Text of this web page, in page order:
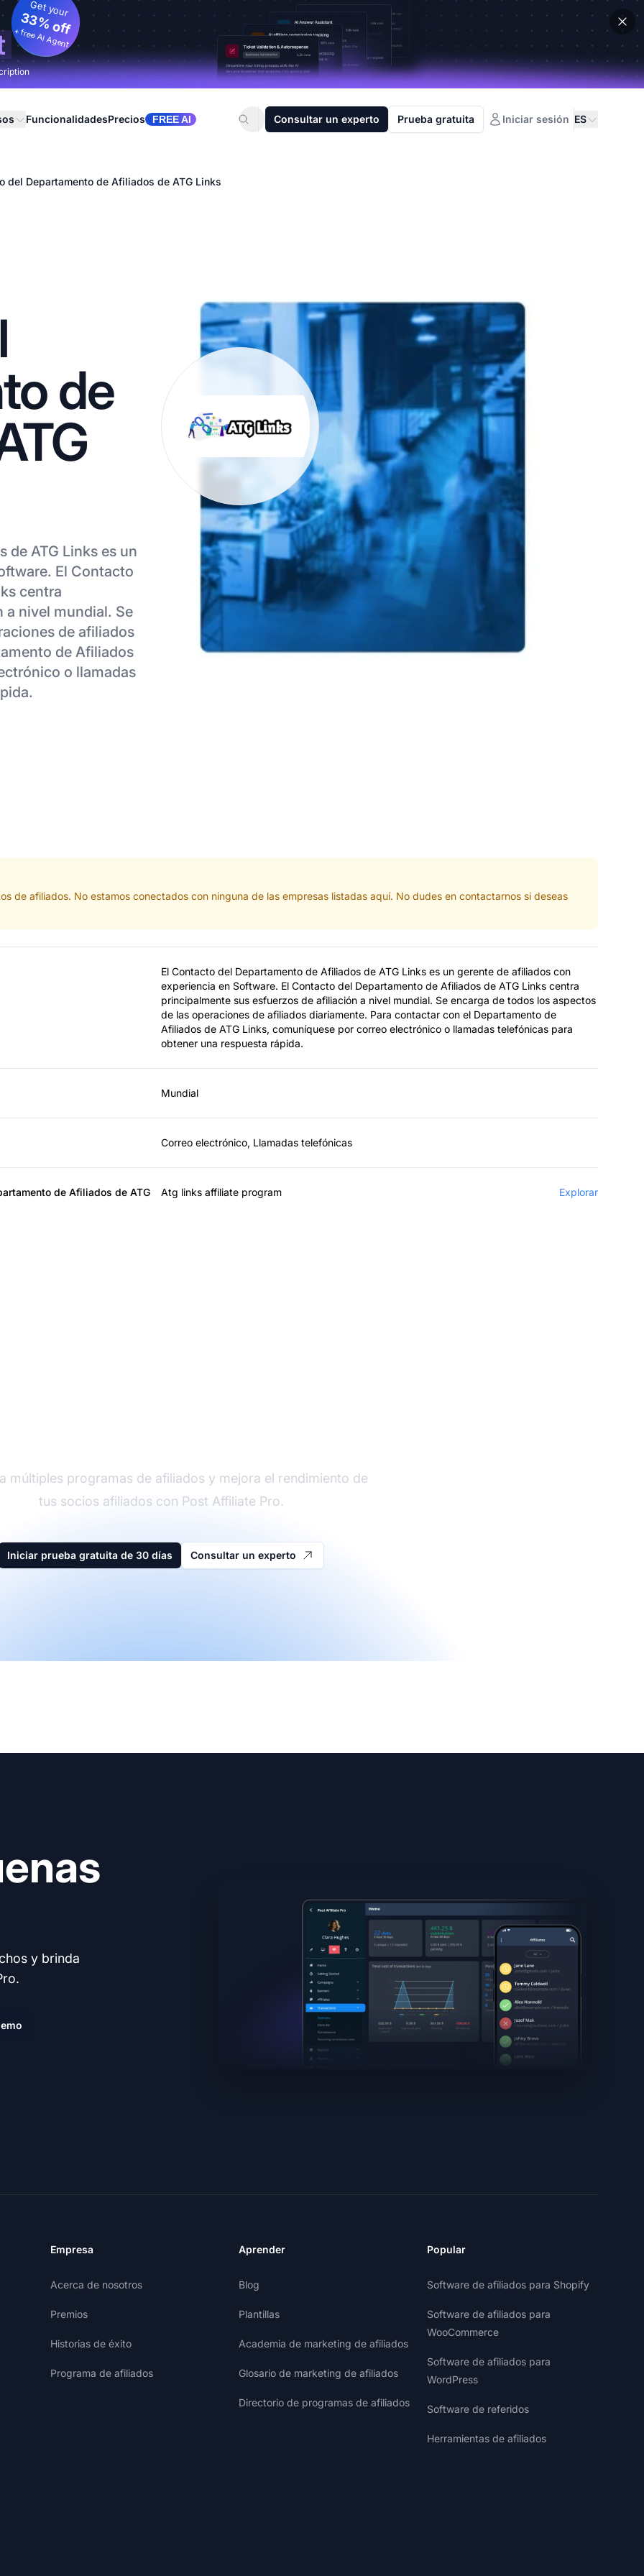
Get your
33% off
+ free AI Agent
FuncionalidadesPrecios FREE AI Consultar un experto Prueba gratuita Iniciar sesión ES
del Departamento de Afiliados de ATG Links
de
de ATG Links es un
El Contacto
centra
a nivel mundial. Se
de afiliados
de Afiliados
o llamadas
de afiliados. No estamos conectados con ninguna de las empresas listadas aquí. No dudes en contactarnos si deseas
El Contacto del Departamento de Afiliados de ATG Links es un gerente de afiliados con
experiencia en Software. El Contacto del Departamento de Afiliados de ATG Links centra
principalmente sus esfuerzos de afiliación a nivel mundial. Se encarga de todos los aspectos
de las operaciones de afiliados diariamente. Para contactar con el Departamento de
Afiliados de ATG Links, comuníquese por correo electrónico o llamadas telefónicas para
obtener una respuesta rápida.
Mundial
Correo electrónico, Llamadas telefónicas
de Afiliados de ATG
Atg links affiliate program Explorar
múltiples programas de afiliados y mejora el rendimiento de
tus socios afiliados con Post Affiliate Pro.
Iniciar prueba gratuita de 30 días Consultar un experto
y brinda
Empresa
Acerca de nosotros
Premios
Historias de éxito
Programa de afiliados
Aprender
Blog
Plantillas
Academia de marketing de afiliados
Glosario de marketing de afiliados
Directorio de programas de afiliados
Popular
Software de afiliados para Shopify
Software de afiliados para
WooCommerce
Software de afiliados para
WordPress
Software de referidos
Herramientas de afiliados